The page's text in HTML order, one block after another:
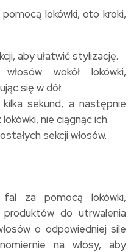
lokówki, oto kroki,
aby ułatwić stylizację.
wokół lokówki,
się w dół.
sekund, a następnie
nie ciągnąc ich.
sekcji włosów.
fal za pomocą lokówki,
do utrwalenia
o odpowiedniej sile
na włosy, aby